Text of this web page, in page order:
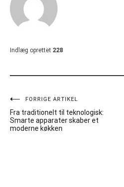
Indlæg oprettet 228
Indlægsnavigation
FORRIGE ARTIKEL
Fra traditionelt til teknologisk:
Smarte apparater skaber et
moderne køkken